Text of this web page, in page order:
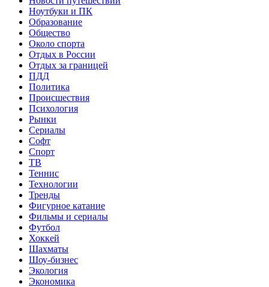
Ноутбуки и ПК
Образование
Общество
Около спорта
Отдых в России
Отдых за границей
ПДД
Политика
Происшествия
Психология
Рынки
Сериалы
Софт
Спорт
ТВ
Теннис
Технологии
Тренды
Фигурное катание
Фильмы и сериалы
Футбол
Хоккей
Шахматы
Шоу-бизнес
Экология
Экономика